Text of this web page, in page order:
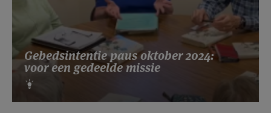
Gebedsintentie paus oktober 2024:
voor een gedeelde missie